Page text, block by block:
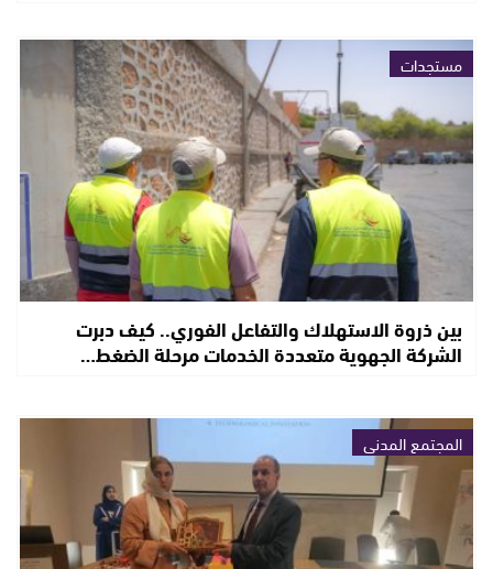
مستجدات
بين ذروة الاستهلاك والتفاعل الفوري.. كيف دبرت
الشركة الجهوية متعددة الخدمات مرحلة الضغط…
المجتمع المدني